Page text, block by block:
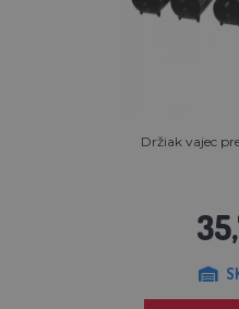
Držiak vajec